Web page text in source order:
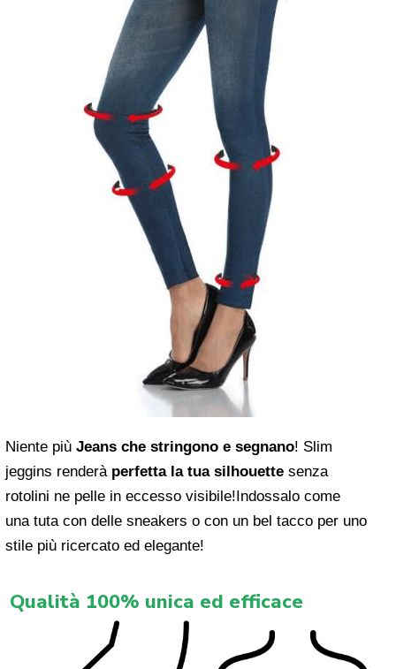
Niente più Jeans che stringono e segnano! Slim
jeggins renderà perfetta la tua silhouette senza
rotolini ne pelle in eccesso visibile!Indossalo come
una tuta con delle sneakers o con un bel tacco per uno
stile più ricercato ed elegante!
Qualità 100% unica ed efficace